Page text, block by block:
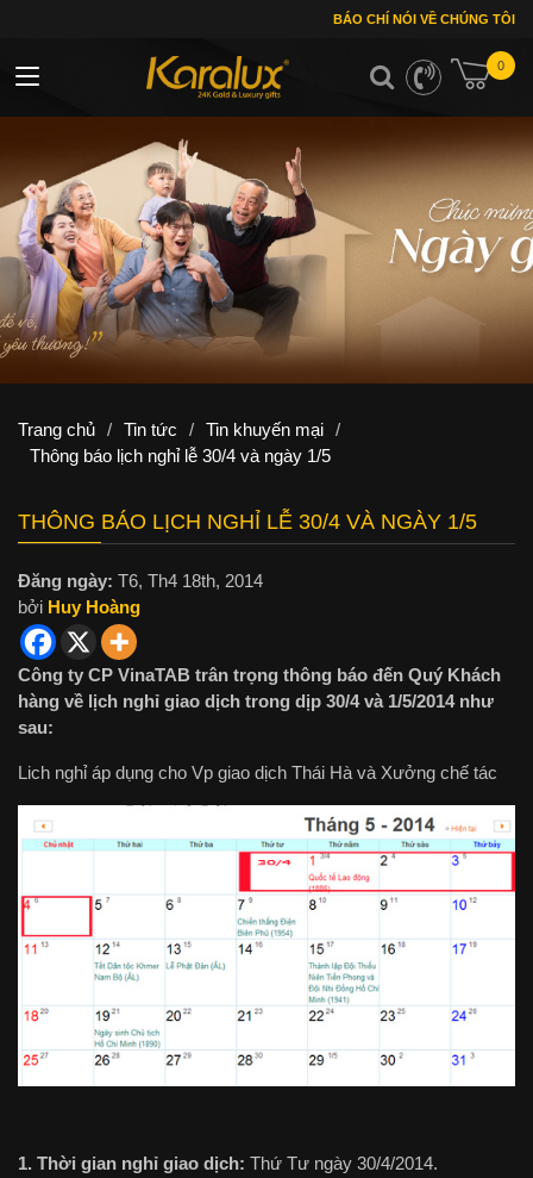
BÁO CHÍ NÓI VỀ CHÚNG TÔI
0
Toggle navigation
Trang chủ / Tin tức / Tin khuyến mại /
Thông báo lịch nghỉ lễ 30/4 và ngày 1/5
THÔNG BÁO LỊCH NGHỈ LỄ 30/4 VÀ NGÀY 1/5
Đăng ngày: T6, Th4 18th, 2014
bởi Huy Hoàng
Công ty CP VinaTAB trân trọng thông báo đến Quý Khách
hàng về lịch nghỉ giao dịch trong dịp 30/4 và 1/5/2014 như
sau:
Lich nghỉ áp dụng cho Vp giao dịch Thái Hà và Xưởng chế tác
1. Thời gian nghỉ giao dịch: Thứ Tư ngày 30/4/2014.